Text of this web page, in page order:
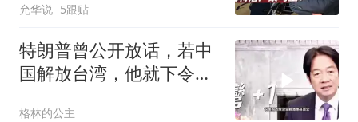
允华说 5跟贴
特朗普曾公开放话，若中
国解放台湾，他就下令轰
格林的公主